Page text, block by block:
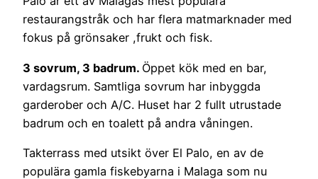
restaurangstråk och har flera matmarknader med
fokus på grönsaker ,frukt och fisk.
3 sovrum, 3 badrum. Öppet kök med en bar,
vardagsrum. Samtliga sovrum har inbyggda
garderober och A/C. Huset har 2 fullt utrustade
badrum och en toalett på andra våningen.
Takterrass med utsikt över El Palo, en av de
populära gamla fiskebyarna i Malaga som nu